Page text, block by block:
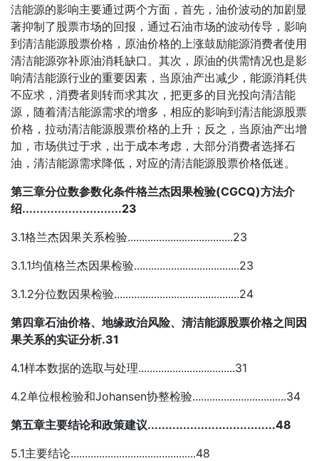
洁能源的影响主要通过两个方面，首先，油价波动的加剧显
著抑制了股票市场的回报，通过石油市场的波动传导，影响
到清洁能源股票价格，原油价格的上涨鼓励能源消费者使用
清洁能源弥补原油消耗缺口。其次，原油的供需情况也是影
响清洁能源行业的重要因素，当原油产出减少，能源消耗供
不应求，消费者则转而求其次，把更多的目光投向清洁能
源，随着清洁能源需求的增多，相应的影响到清洁能源股票
价格，拉动清洁能源股票价格的上升；反之，当原油产出增
加，市场供过于求，出于成本考虑，大部分消费者选择石
油，清洁能源需求降低，对应的清洁能源股票价格低迷。
第三章分位数参数化条件格兰杰因果检验(CGCQ)方法介
绍............................23
3.1格兰杰因果关系检验.....................................23
3.1.1均值格兰杰因果检验.....................................23
3.1.2分位数因果检验............................................24
第四章石油价格、地缘政治风险、清洁能源股票价格之间因
果关系的实证分析.31
4.1样本数据的选取与处理..................................31
4.2单位根检验和Johansen协整检验.................................34
第五章主要结论和政策建议....................................48
5.1主要结论............................................48